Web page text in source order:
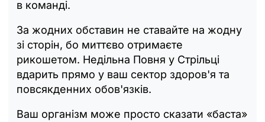
в команді.
За жодних обставин не ставайте на жодну
зі сторін, бо миттєво отримаєте
рикошетом. Недільна Повня у Стрільці
вдарить прямо у ваш сектор здоров'я та
повсякденних обов'язків.
Ваш організм може просто сказати «баста»